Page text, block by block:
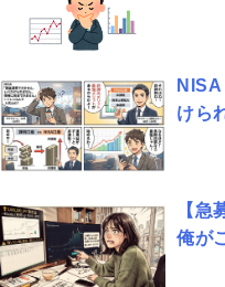
けら
【急
俺が